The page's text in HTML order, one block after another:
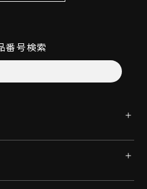
番号検索